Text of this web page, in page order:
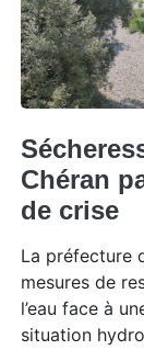
Chéran
de crise
La préfecture
mesures de
l’eau face à
situation